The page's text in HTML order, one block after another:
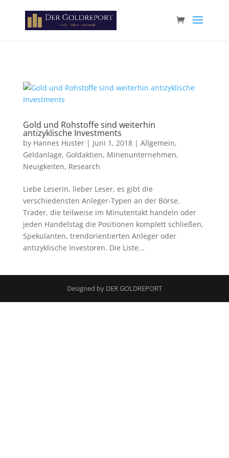
Gold und Rohstoffe sind weiterhin
antizyklische Investments
by Hannes Huster| Juni 1, 2018| Allgemein,
Geldanlage, Goldaktien, Minenunternehmen,
Neuigkeiten, Research
Liebe Leserin, lieber Leser, es gibt die
verschiedensten Anleger-Typen an der Börse.
Trader, die teilweise im Minutentakt handeln oder
jeden Handelstag die Positionen komplett schließen,
Spekulanten, trendorientierten Anleger oder
antizyklische Investoren. Die Liste...
Designed by DER GOLDREPORT